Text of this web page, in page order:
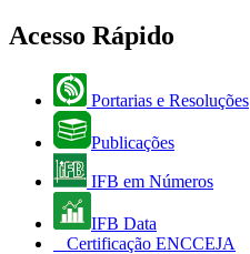
Acesso Rápido
Portarias e Resoluções
Publicações
IFB em Números
IFB Data
Certificação ENCCEJA